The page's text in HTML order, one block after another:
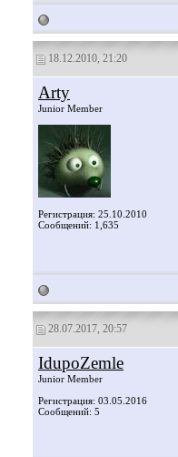
18.12.2010, 21:20
Arty
Junior Member
Регистрация: 25.10.2010
Сообщений: 1,635
28.07.2017, 20:57
IdupoZemle
Junior Member
Регистрация: 03.05.2016
Сообщений: 5